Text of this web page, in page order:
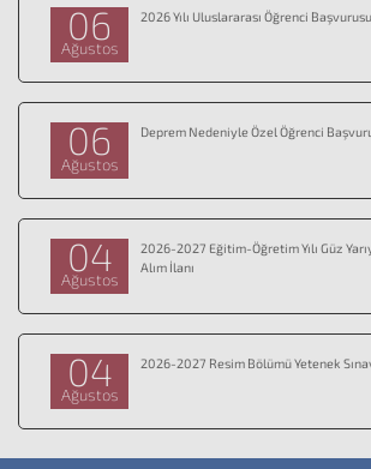
06
Ağustos
2026 Yılı Uluslararası Öğrenci
06
Ağustos
Deprem Nedeniyle Özel Öğrenci
04
Ağustos
2026-2027 Eğitim-Öğretim Yılı Güz
Alım İlanı
04
Ağustos
2026-2027 Resim Bölümü Yetenek